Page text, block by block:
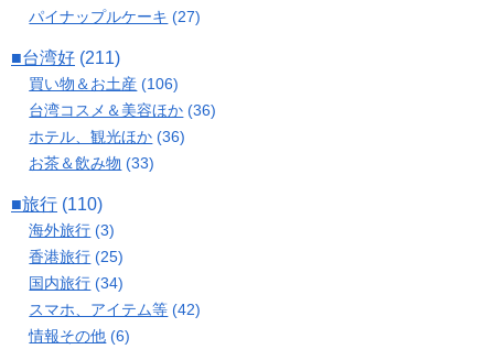
パイナップルケーキ (27)
■台湾好 (211)
買い物＆お土産 (106)
台湾コスメ＆美容ほか (36)
ホテル、観光ほか (36)
お茶＆飲み物 (33)
■旅行 (110)
海外旅行 (3)
香港旅行 (25)
国内旅行 (34)
スマホ、アイテム等 (42)
情報その他 (6)